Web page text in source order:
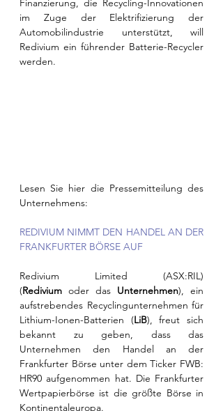
Finanzierung, die Recycling-Innovationen
im Zuge der Elektrifizierung der
Automobilindustrie unterstützt, will
Redivium ein führender Batterie-Recycler
werden.
Lesen Sie hier die Pressemitteilung des
Unternehmens:
REDIVIUM NIMMT DEN HANDEL AN DER
FRANKFURTER BÖRSE AUF
Redivium Limited (ASX:RIL)
(Redivium oder das Unternehmen), ein
aufstrebendes Recyclingunternehmen für
Lithium-Ionen-Batterien (LiB), freut sich
bekannt zu geben, dass das
Unternehmen den Handel an der
Frankfurter Börse unter dem Ticker FWB:
HR90 aufgenommen hat. Die Frankfurter
Wertpapierbörse ist die größte Börse in
Kontinentaleuropa.